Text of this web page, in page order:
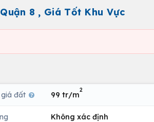
8 , Giá Tốt Khu Vực
đất 99 tr/m
2
Không xác định